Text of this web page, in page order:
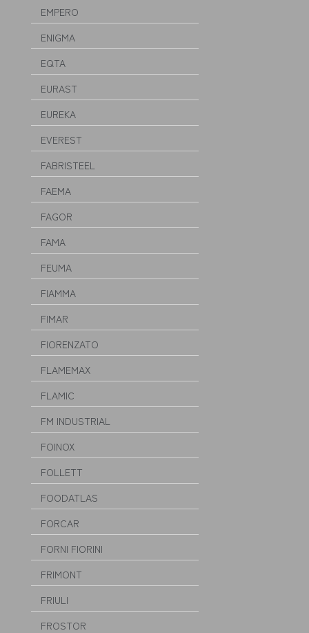
EMPERO
ENIGMA
EQTA
EURAST
EUREKA
EVEREST
FABRISTEEL
FAEMA
FAGOR
FAMA
FEUMA
FIAMMA
FIMAR
FIORENZATO
FLAMEMAX
FLAMIC
FM INDUSTRIAL
FOINOX
FOLLETT
FOODATLAS
FORCAR
FORNI FIORINI
FRIMONT
FRIULI
FROSTOR